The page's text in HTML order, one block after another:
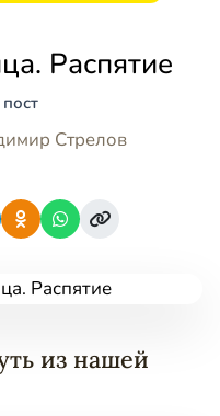
Распятие
Стрелов
из нашей